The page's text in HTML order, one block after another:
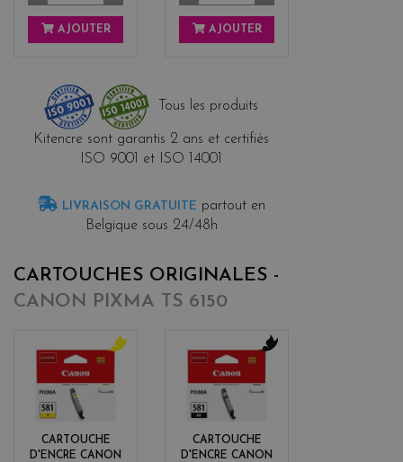
AJOUTER AJOUTER
Tous les produits
Kitencre sont garantis 2 ans et certifiés
ISO 9001 et ISO 14001
LIVRAISON GRATUITE partout en
Belgique sous 24/48h
CARTOUCHES ORIGINALES -
CANON PIXMA TS 6150
CARTOUCHE
D'ENCRE CANON
e
o
w
CARTOUCHE
D'ENCRE CANON
l
k